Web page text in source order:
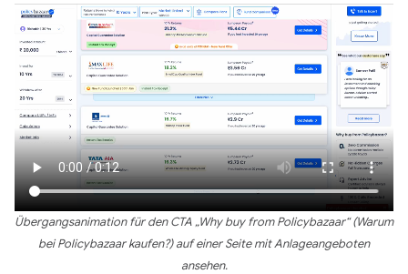
Übergangsanimation für den CTA „Why buy from Policybazaar“ (Warum
bei Policybazaar kaufen?) auf einer Seite mit Anlageangeboten
ansehen.